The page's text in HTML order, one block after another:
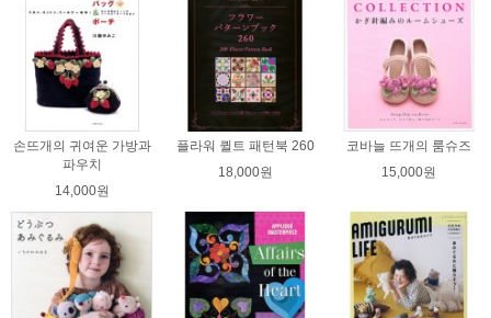
손뜨개의 귀여운 가방과
파우치
14,000원
플라워 퀼트 패턴북 260
18,000원
코바늘 뜨개의 룸슈즈
15,000원